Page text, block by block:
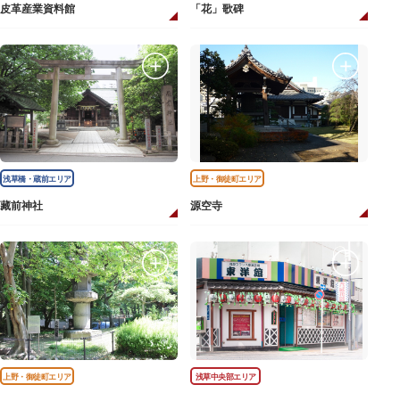
皮革産業資料館 「花」歌碑
浅草橋・蔵前エリア
藏前神社
上野・御徒町エリア
源空寺
上野・御徒町エリア 浅草中央部エリア